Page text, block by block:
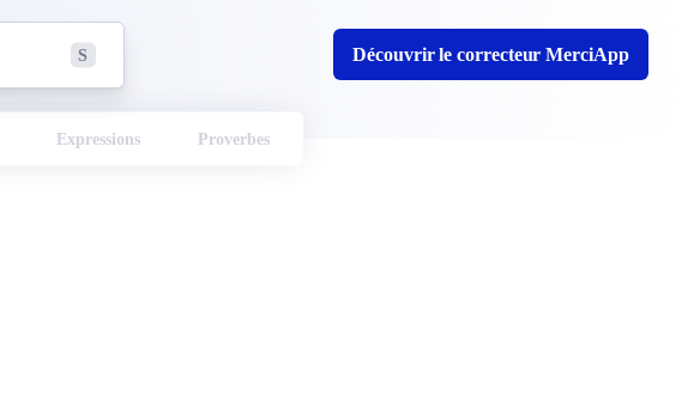
S Découvrir le correcteur MerciApp
Expressions Proverbes